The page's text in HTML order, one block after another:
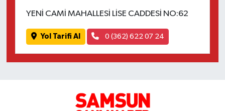
YENİ CAMİ MAHALLESİ LİSE CADDESİ NO:62
Yol Tarifi Al 0 (362) 622 07 24